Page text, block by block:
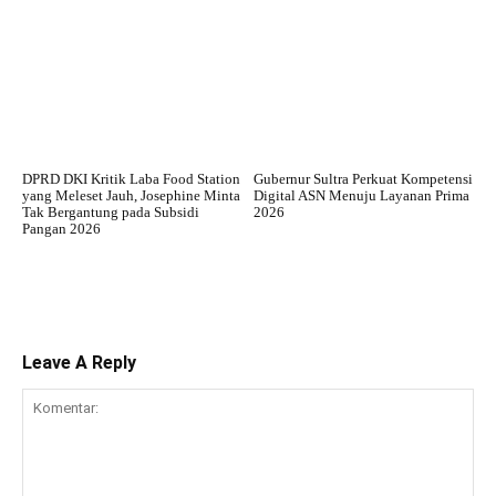
DPRD DKI Kritik Laba Food Station
yang Meleset Jauh, Josephine Minta
Tak Bergantung pada Subsidi
Pangan 2026
Gubernur Sultra Perkuat Kompetensi
Digital ASN Menuju Layanan Prima
2026
Leave A Reply